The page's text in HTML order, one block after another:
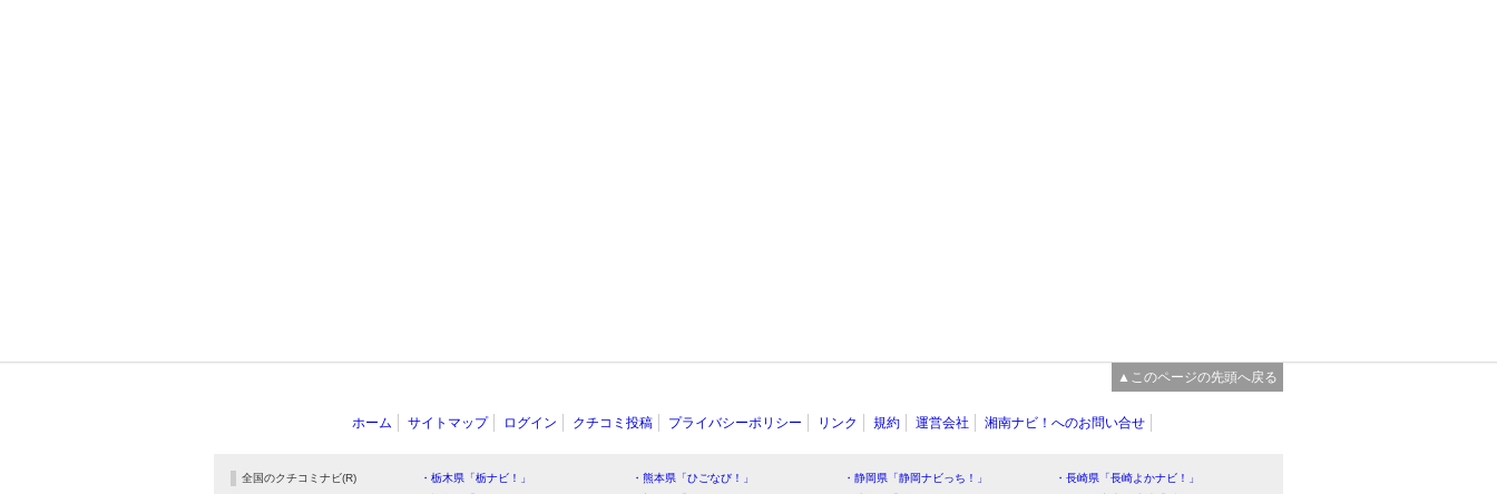
▲このページの先頭へ戻る
ホーム サイトマップ ログイン クチコミ投稿 プライバシーポリシー リンク 規約 運営会社 湘南ナビ！へのお問い合せ
全国のクチコミナビ(R) ・栃木県「栃ナビ！」 ・熊本県「ひごなび！」 ・静岡県「静岡ナビっち！」
・長崎県「長崎よかナビ！」